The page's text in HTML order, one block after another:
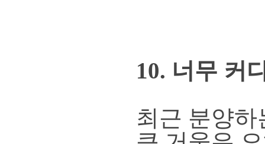
10. 너무 커
최근 분양